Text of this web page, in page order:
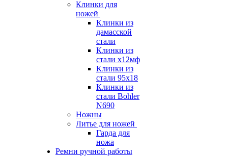
Клинки для
ножей
Клинки из
дамасской
стали
Клинки из
стали х12мф
Клинки из
стали 95х18
Клинки из
стали Bohler
N690
Ножны
Литье для ножей
Гарда для
ножа
Ремни ручной работы